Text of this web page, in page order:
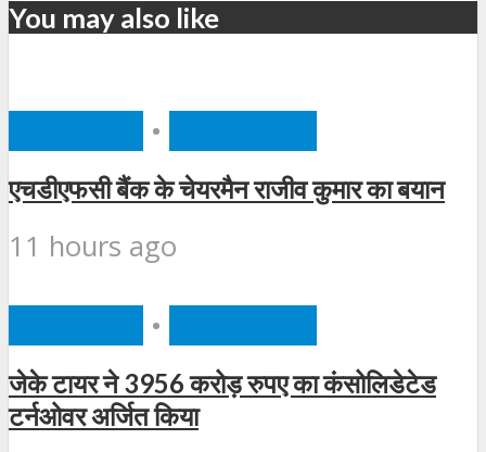
You may also like
•
एचडीएफसी बैंक के चेयरमैन राजीव कुमार का बयान
11 hours ago
•
जेके टायर ने 3956 करोड़ रुपए का कंसोलिडेटेड
टर्नओवर अर्जित किया